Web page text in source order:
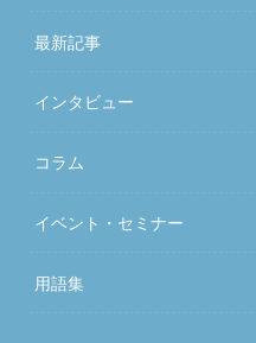
最新記事
インタビュー
コラム
イベント・セミナー
用語集